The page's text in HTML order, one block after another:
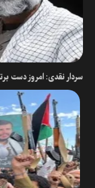
سردار نقدی: امروز دست